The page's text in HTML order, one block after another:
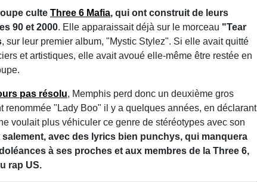
culte Three 6 Mafia, qui ont construit de leurs
90 et 2000. Elle apparaissait déjà sur le morceau "Tear
, sur leur premier album, "Mystic Stylez". Si elle avait quitté
et artistiques, elle avait avoué elle-même être restée en
pas résolu, Memphis perd donc un deuxième gros
renommée "Lady Boo" il y a quelques années, en déclarant
voulait plus véhiculer ce genre de stéréotypes avec son
avec des lyrics bien punchys, qui manquera
à ses proches et aux membres de la Three 6,
rap US.